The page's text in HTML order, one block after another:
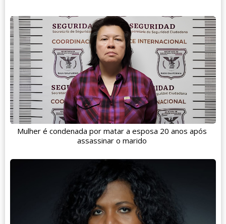
Mulher é condenada por matar a esposa 20 anos após
assassinar o marido